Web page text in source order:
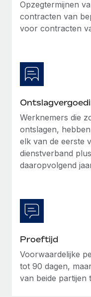
Secundaire
Eenvoudig
Het blijft de missie
te helpen bij het
Meer informatie
Hoe Phiture 55
beheert met
Phiture, een
Opzegtermijnen
contracten van
voor contracten
Werknemers die
ontslagen,
elk van de eerste
dienstverband
daaropvolgend
Proeftijd
Voorwaardelijke
tot 90 dagen,
van beide partijen